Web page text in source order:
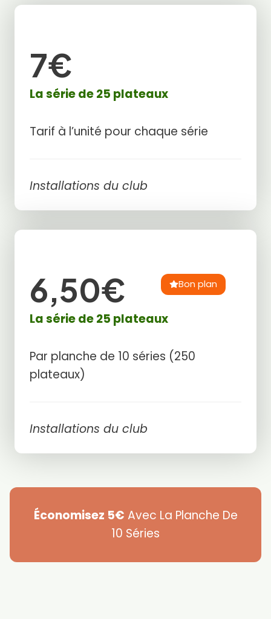
7€
La série de 25 plateaux
Tarif à l’unité pour chaque série
Installations du club
6,50€ Bon plan
La série de 25 plateaux
Par planche de 10 séries (250
plateaux)
Installations du club
Économisez 5€ Avec La Planche De
10 Séries